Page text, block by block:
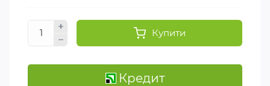
Купити
Кредит